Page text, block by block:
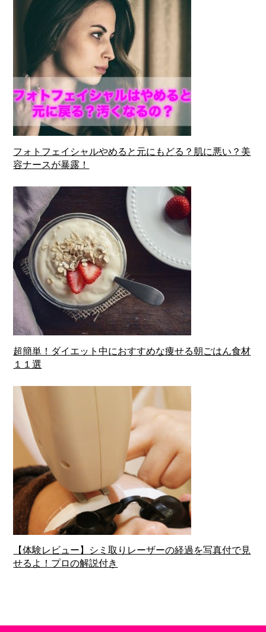
フォトフェイシャルやめると元にもどる？肌に悪い？美
容ナースが暴露！
超簡単！ダイエット中におすすめな痩せる朝ごはん食材
１１選
【体験レビュー】シミ取りレーザーの経過を写真付で見
せるよ！プロの解説付き